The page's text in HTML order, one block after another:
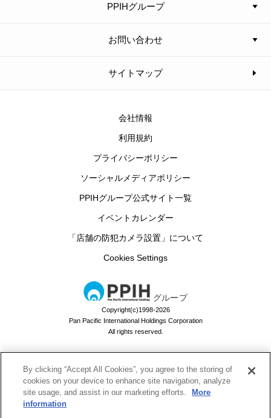
PPIHグループ
お問い合わせ
サイトマップ
会社情報
利用規約
プライバシーポリシー
ソーシャルメディアポリシー
PPIHグループ公式サイト一覧
イベントカレンダー
「店舗の防犯カメラ設置」について
Cookies Settings
グループ
Copyright(c)1998-2026
Pan Pacific International Holdings Corporation
All rights reserved.
By clicking “Accept All Cookies”, you agree to the storing of
cookies on your device to enhance site navigation, analyze
site usage, and assist in our marketing efforts.
More
information
ドン・キホーテのお買い物アプリ
ドンキでお買い物するなら必須！